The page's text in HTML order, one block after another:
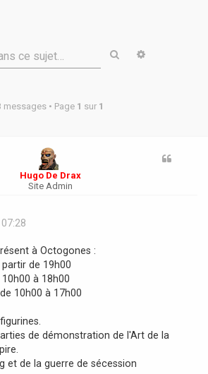
ce sujet… Rechercher
messages • Page 1 sur 1
Hugo De Drax
Site Admin
à Octogones :
de 19h00
à 18h00
10h00 à 17h00
de démonstration de l'Art de la
et de la guerre de sécession